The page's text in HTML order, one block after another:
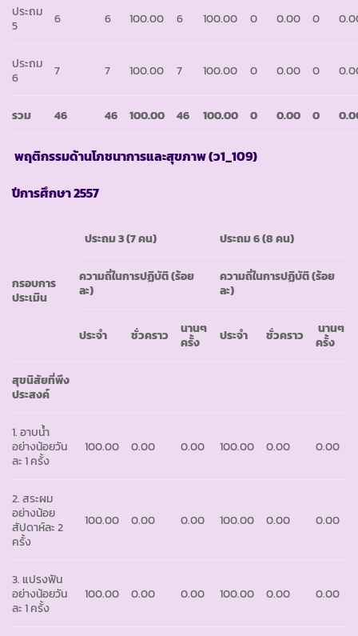
ประถม
5
6 6 100.00 6 100.00 0 0.00 0
ประถม
6
7 7 100.00 7 100.00 0 0.00 0
รวม 46 46 100.00 46 100.00 0 0.00 0
พฤติกรรมด้านโภชนาการและสุขภาพ(ว1_109)
ปีการศึกษา2557
กรอบการ
ประเมิน
ประถม3 (7 คน) ประถม6 (8 คน)
ความถี่ในการปฏิบัติ(ร้อย
ละ)
ความถี่ในการปฏิบัติ(ร้อย
ละ)
ประจำ ชั่วคราว
นานๆ
ครั้ง
ประจำ ชั่วคราว
นานๆ
ครั้ง
สุขนิสัยที่พึง
ประสงค์
1. อาบน้ำ
อย่างน้อยวัน
ละ 1 ครั้ง
100.00 0.00 0.00 100.00 0.00 0.00
2. สระผม
อย่างน้อย
สัปดาห์ละ 2
ครั้ง
100.00 0.00 0.00 100.00 0.00 0.00
3. แปรงฟัน
อย่างน้อยวัน
ละ 1 ครั้ง
100.00 0.00 0.00 100.00 0.00 0.00